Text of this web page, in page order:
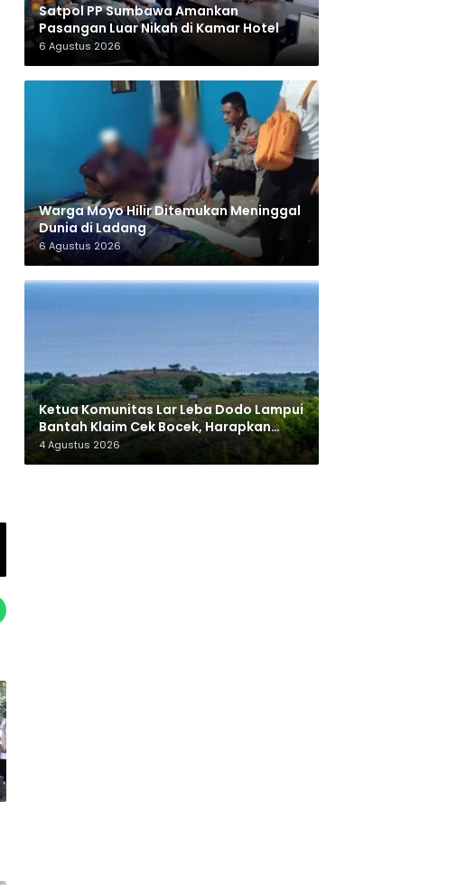
Satpol PP Sumbawa Amankan
Pasangan Luar Nikah di Kamar Hotel
6 Agustus 2026
Warga Moyo Hilir Ditemukan Meninggal
Dunia di Ladang
6 Agustus 2026
Ketua Komunitas Lar Leba Dodo Lampui
Bantah Klaim Cek Bocek, Harapkan
AMMAN Beri Akses ke Makam Leluhur
4 Agustus 2026